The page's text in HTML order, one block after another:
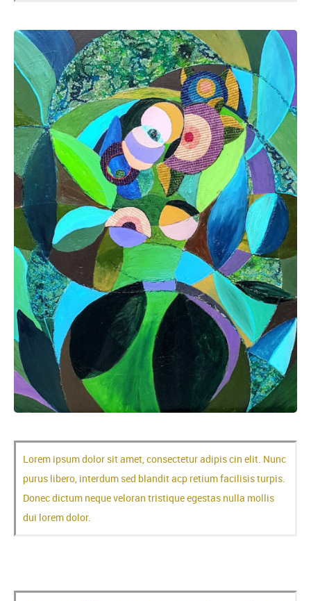
Lorem ipsum dolor sit amet, consectetur adipis cin elit. Nunc
purus libero, interdum sed blandit acp retium facilisis turpis.
Donec dictum neque veloran tristique egestas nulla mollis
dui lorem dolor.